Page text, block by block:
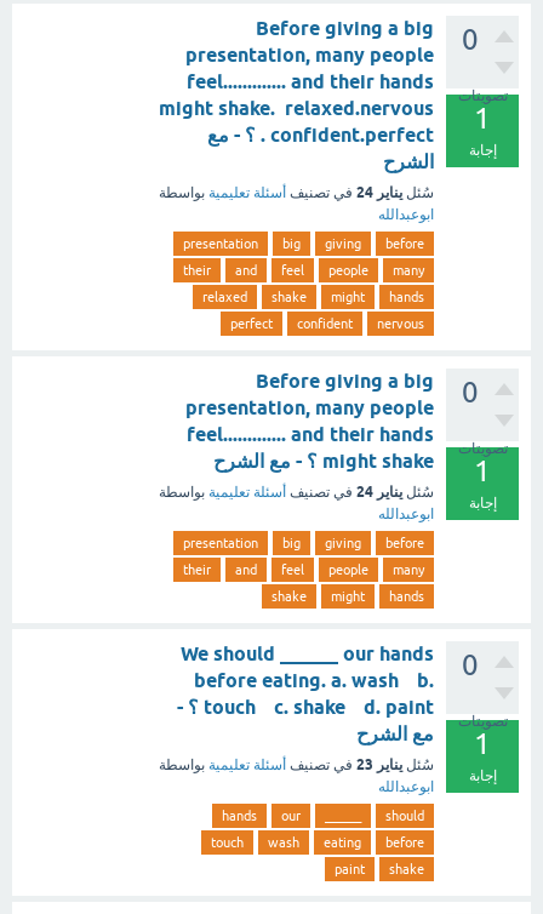
0
تصويتات
1
إجابة
Before giving a big
presentation, many people
feel............. and their hands
might shake. relaxed.nervous
. confident.perfect ؟ - مع
الشرح
سُئل يناير 24 في تصنيف أسئلة تعليمية بواسطة
ابوعبدالله
before
giving
big
presentation
many
people
feel
and
their
hands
might
shake
relaxed
nervous
confident
perfect
0
تصويتات
1
إجابة
Before giving a big
presentation, many people
feel............. and their hands
might shake ؟ - مع الشرح
سُئل يناير 24 في تصنيف أسئلة تعليمية بواسطة
ابوعبدالله
before
giving
big
presentation
many
people
feel
and
their
hands
might
shake
0
تصويتات
1
إجابة
We should ______ our hands
before eating. a. wash b.
touch c. shake d. paint ؟ -
مع الشرح
سُئل يناير 23 في تصنيف أسئلة تعليمية بواسطة
ابوعبدالله
should
our
hands
before
eating
wash
touch
shake
paint